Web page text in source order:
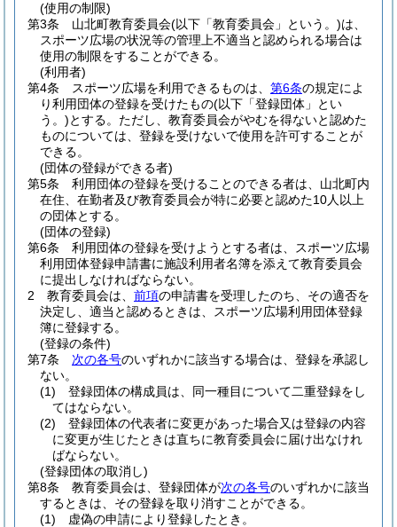
(使用の制限)
第3条
山北町教育委員会(以下「教育委員会」という。)は、
スポーツ広場の状況等の管理上不適当と認められる場合は
使用の制限をすることができる。
(利用者)
第4条
スポーツ広場を利用できるものは、 第6条の規定によ
り利用団体の登録を受けたもの(以下「登録団体」とい
う。)とする。 ただし、教育委員会がやむを得ないと認めた
ものについては、登録を受けないで使用を許可することが
できる。
(団体の登録ができる者)
第5条
利用団体の登録を受けることのできる者は、山北町内
在住、在勤者及び教育委員会が特に必要と認めた10人以上
の団体とする。
(団体の登録)
第6条
利用団体の登録を受けようとする者は、スポーツ広場
利用団体登録申請書に施設利用者名簿を添えて教育委員会
に提出しなければならない。
2
教育委員会は、 前項の申請書を受理したのち、その適否を
決定し、適当と認めるときは、スポーツ広場利用団体登録
簿に登録する。
(登録の条件)
第7条
次の各号のいずれかに該当する場合は、登録を承認し
ない。
(1)
登録団体の構成員は、同一種目について二重登録をし
てはならない。
(2)
登録団体の代表者に変更があった場合又は登録の内容
に変更が生じたときは直ちに教育委員会に届け出なけれ
ばならない。
(登録団体の取消し)
第8条
教育委員会は、登録団体が次の各号のいずれかに該当
するときは、その登録を取り消すことができる。
(1)
虚偽の申請により登録したとき。